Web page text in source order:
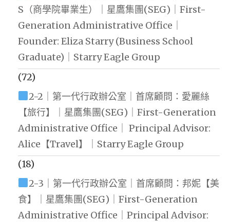
S（商學院畢業生）｜星鷹集團(SEG)｜First-
Generation Administrative Office｜
Founder: Eliza Starry (Business School
Graduate)｜Starry Eagle Group
(72)
2-2｜第一代行政辦公室｜首席顧問：愛麗絲
【旅行】｜星鷹集團(SEG)｜First-Generation
Administrative Office｜ Principal Advisor:
Alice【Travel】｜Starry Eagle Group
(18)
2-3｜第一代行政辦公室｜首席顧問：邦妮【美
食】｜星鷹集團(SEG)｜First-Generation
Administrative Office｜Principal Advisor: